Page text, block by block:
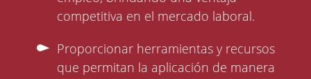
competitiva en el mercado laboral.
Proporcionar herramientas y recursos
que permitan la aplicación de manera